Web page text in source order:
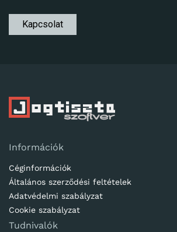
Kapcsolat
Információk
Céginformációk
Általános szerződési feltételek
Adatvédelmi szabályzat
Cookie szabályzat
Tudnivalók